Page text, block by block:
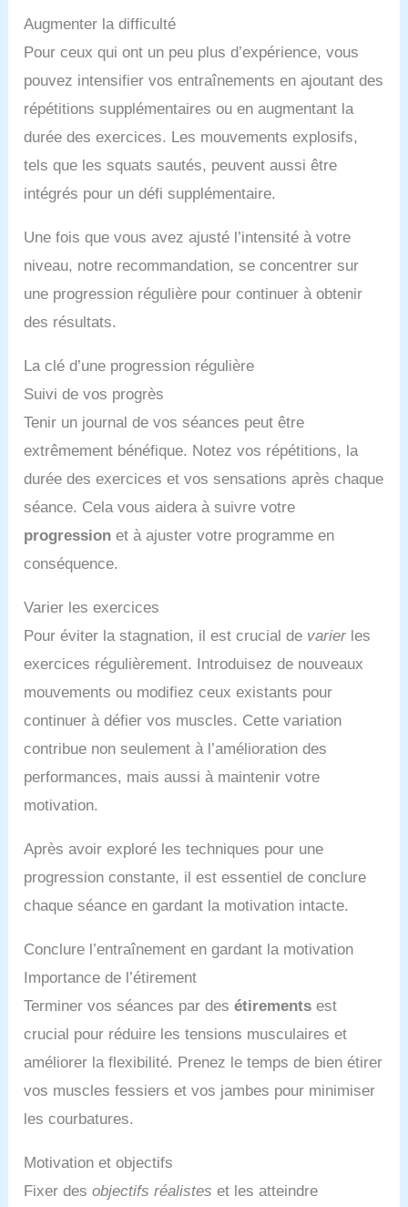
Augmenter la difficulté
Pour ceux qui ont un peu plus d’expérience, vous
pouvez intensifier vos entraînements en ajoutant des
répétitions supplémentaires ou en augmentant la
durée des exercices. Les mouvements explosifs,
tels que les squats sautés, peuvent aussi être
intégrés pour un défi supplémentaire.
Une fois que vous avez ajusté l’intensité à votre
niveau, notre recommandation, se concentrer sur
une progression régulière pour continuer à obtenir
des résultats.
La clé d’une progression régulière
Suivi de vos progrès
Tenir un journal de vos séances peut être
extrêmement bénéfique. Notez vos répétitions, la
durée des exercices et vos sensations après chaque
séance. Cela vous aidera à suivre votre
progression et à ajuster votre programme en
conséquence.
Varier les exercices
Pour éviter la stagnation, il est crucial de varier les
exercices régulièrement. Introduisez de nouveaux
mouvements ou modifiez ceux existants pour
continuer à défier vos muscles. Cette variation
contribue non seulement à l’amélioration des
performances, mais aussi à maintenir votre
motivation.
Après avoir exploré les techniques pour une
progression constante, il est essentiel de conclure
chaque séance en gardant la motivation intacte.
Conclure l’entraînement en gardant la motivation
Importance de l’étirement
Terminer vos séances par desétirements est
crucial pour réduire les tensions musculaires et
améliorer la flexibilité. Prenez le temps de bien étirer
vos muscles fessiers et vos jambes pour minimiser
les courbatures.
Motivation et objectifs
Fixer desobjectifs réalistes et les atteindre